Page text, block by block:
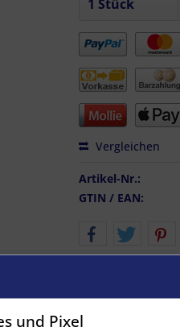
Vergleichen
Artikel-Nr.:
GTIN / EAN:
und Pixel